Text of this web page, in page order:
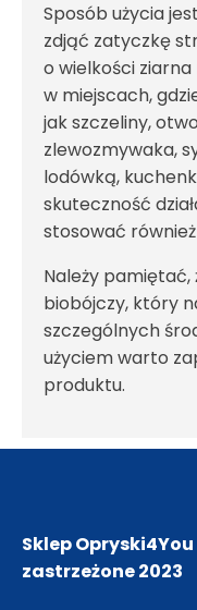
Sposób użycia
zdjąć zatyczkę
o wielkości
w miejscach,
jak szczeliny,
zlewozmywaka,
lodówką,
skuteczność
stosować
Należy
biobójczy, który
szczególnych
użyciem warto
produktu.
Sklep
zastrzeżone2023